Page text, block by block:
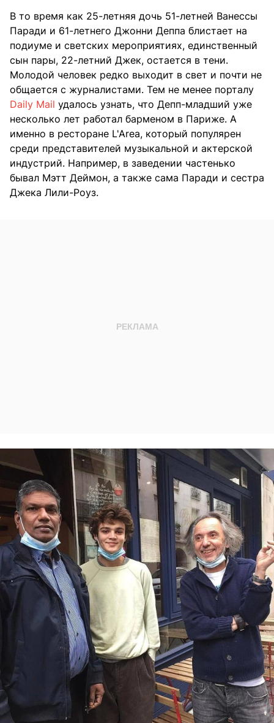
В то время как 25-летняя дочь 51-летней Ванессы
Паради и 61-летнего Джонни Деппа блистает на
подиуме и светских мероприятиях, единственный
сын пары, 22-летний Джек, остается в тени.
Молодой человек редко выходит в свет и почти не
общается с журналистами. Тем не менее порталу
Daily Mail удалось узнать, что Депп-младший уже
несколько лет работал барменом в Париже. А
именно в ресторане L'Area, который популярен
среди представителей музыкальной и актерской
индустрий. Например, в заведении частенько
бывал Мэтт Деймон, а также сама Паради и сестра
Джека Лили-Роуз.